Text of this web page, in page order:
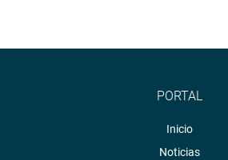
PORTAL
Inicio
Noticias